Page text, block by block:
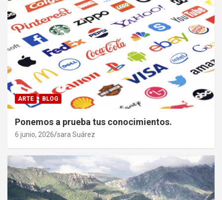
ARTE BLOG
Ponemos a prueba tus conocimientos.
6 junio, 2026 sara Suárez